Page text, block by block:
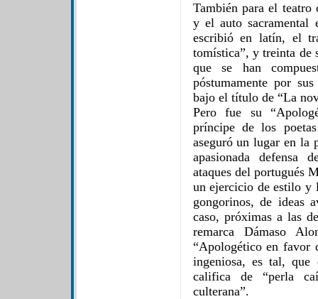
También para el teatro
y el auto sacramental
escribió en latín, el
tomística”, y treinta de
que se han
póstumamente por
bajo el título de “La
Pero fue su
príncipe de los
aseguró un lugar en la
apasionada defensa
ataques del portugués
un ejercicio de estilo y
gongorinos, de ideas
caso, próximas a las
remarca Dámaso
“Apologético en favor
ingeniosa, es tal, que
califica de “perla
culterana”.